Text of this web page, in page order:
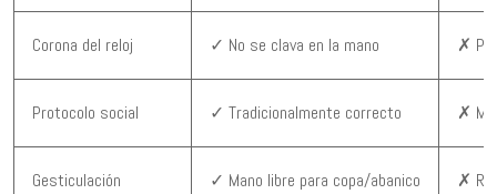
Corona del reloj ✓ No se clava en la mano ✗
Protocolo social ✓ Tradicionalmente correcto ✗
Gesticulación ✓ Mano libre para copa/abanico ✗